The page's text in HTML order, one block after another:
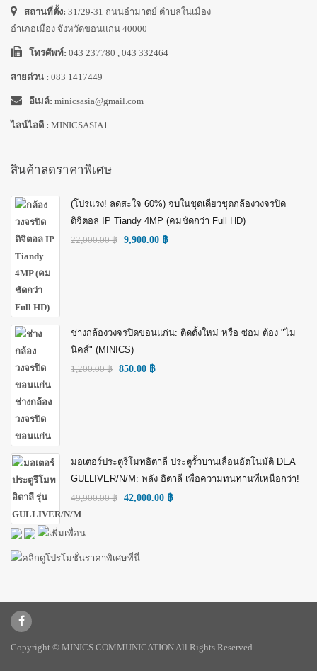
สถานที่ตั้ง: 31/29-31 ถนนอำมาตย์ ตำบลในเมือง
อำเภอเมือง จังหวัดขอนแก่น 40000
โทรศัพท์: 043 237780 , 043 332464
สายด่วน : 083 1417449
อีเมล์: minicsasia@gmail.com
ไลน์ไอดี : MINICSASIA1
สินค้าลดราคาพิเศษ
(โปรแรง! ลดสะใจ 60%) จบในชุดเดียวชุดกล้องวงจรปิด
ดิจิตอล IP Tiandy 4MP (คมชัดกว่า Full HD)
22,000.00฿ 9,900.00 ฿
ช่างกล้องวงจรปิดขอนแก่น: ติดตั้งใหม่ หรือ ซ่อม ต้อง "ไม
นิคส์" (MINICS)
1,200.00฿ 850.00 ฿
มอเตอร์ประตูรีโมทอิตาลี ประตูรั้วบานเลื่อนอัตโนมัติ DEA
GULLIVER/N/M: พลัง อิตาลี เพื่อความทนทานที่เหนือกว่า!
49,900.00฿ 42,000.00 ฿
Copyright © MINICS COMMUNICATION All Rights Reserved